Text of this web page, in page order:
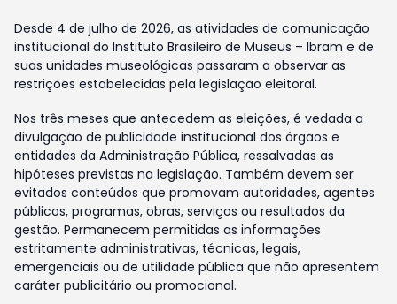
Desde 4 de julho de 2026, as atividades de comunicação
institucional do Instituto Brasileiro de Museus – Ibram e de
suas unidades museológicas passaram a observar as
restrições estabelecidas pela legislação eleitoral.
Nos três meses que antecedem as eleições, é vedada a
divulgação de publicidade institucional dos órgãos e
entidades da Administração Pública, ressalvadas as
hipóteses previstas na legislação. Também devem ser
evitados conteúdos que promovam autoridades, agentes
públicos, programas, obras, serviços ou resultados da
gestão. Permanecem permitidas as informações
estritamente administrativas, técnicas, legais,
emergenciais ou de utilidade pública que não apresentem
caráter publicitário ou promocional.